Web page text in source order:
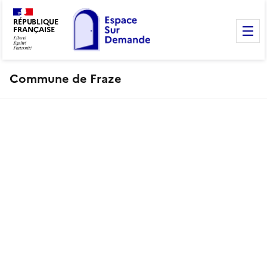
RÉPUBLIQUE
FRANÇAISE
Commune de Fraze